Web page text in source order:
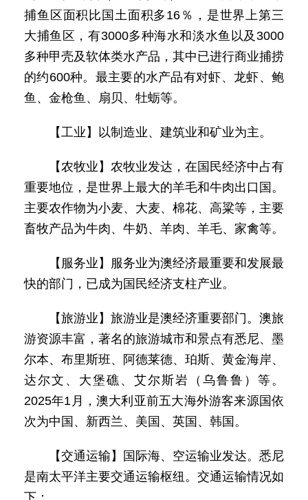
捕鱼区面积比国土面积多16％，是世界上第三
大捕鱼区，有3000多种海水和淡水鱼以及3000
多种甲壳及软体类水产品，其中已进行商业捕捞
的约600种。最主要的水产品有对虾、龙虾、鲍
鱼、金枪鱼、扇贝、牡蛎等。
【工业】以制造业、建筑业和矿业为主。
【农牧业】农牧业发达，在国民经济中占有
重要地位，是世界上最大的羊毛和牛肉出口国。
主要农作物为小麦、大麦、棉花、高粱等，主要
畜牧产品为牛肉、牛奶、羊肉、羊毛、家禽等。
【服务业】服务业为澳经济最重要和发展最
快的部门，已成为国民经济支柱产业。
【旅游业】旅游业是澳经济重要部门。澳旅
游资源丰富，著名的旅游城市和景点有悉尼、墨
尔本、布里斯班、阿德莱德、珀斯、黄金海岸、
达尔文、大堡礁、艾尔斯岩（乌鲁鲁）等。
2025年1月，澳大利亚前五大海外游客来源国依
次为中国、新西兰、美国、英国、韩国。
【交通运输】国际海、空运输业发达。悉尼
是南太平洋主要交通运输枢纽。交通运输情况如
下：